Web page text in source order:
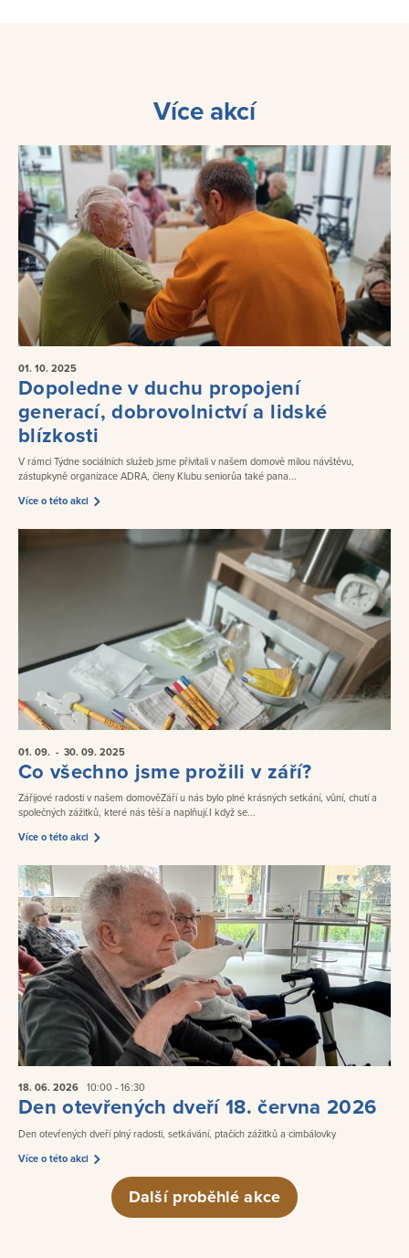
Více akcí
01. 10. 2025
Dopoledne v duchu propojení
generací, dobrovolnictví a lidské
blízkosti
V rámci Týdne sociálních služeb jsme přivítali v našem domově milou návštěvu,
zástupkyně organizace ADRA, členy Klubu seniorůa také pana...
Více o této akci
01. 09. - 30. 09. 2025
Co všechno jsme prožili v září?
Zářijové radosti v našem domověZáří u nás bylo plné krásných setkání, vůní, chutí a
společných zážitků, které nás těší a naplňují.I když se...
Více o této akci
18. 06. 2026 10:00 - 16:30
Den otevřených dveří 18. června 2026
Den otevřených dveří plný radosti, setkávání, ptačích zážitků a cimbálovky
Více o této akci
Další proběhlé akce